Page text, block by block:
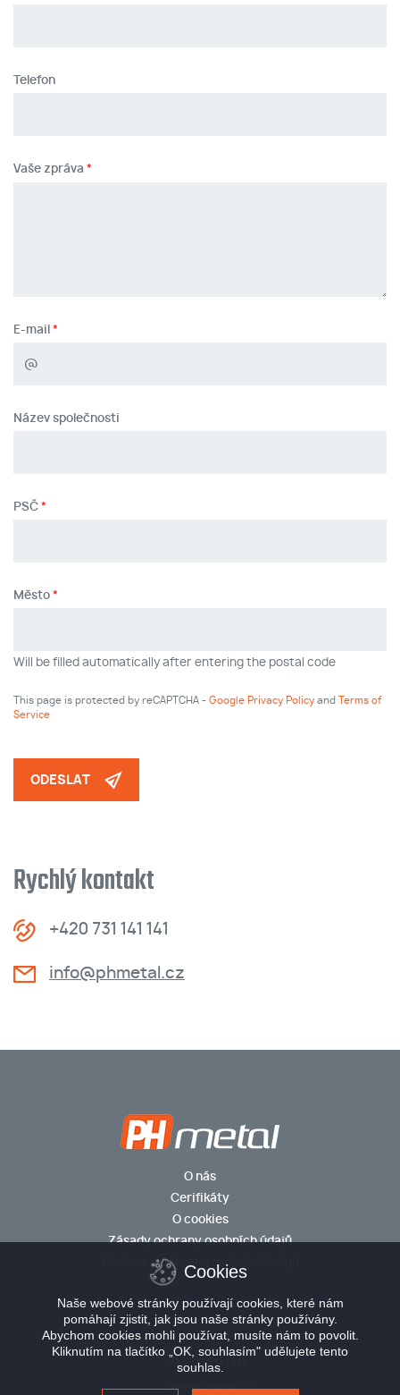
Telefon
Vaše zpráva
E-mail
Název společnosti
PSČ
Město
Will be filled automatically after entering the postal code
This page is protected by reCAPTCHA - Google Privacy Policy and
Terms of
Service
ODESLAT
Rychlý kontakt
+420 731 141 141
info@phmetal.cz
O nás
Cerifikáty
O cookies
Zásady ochrany osobních údajů
Cookies a ochrana osobních údajů
© 2026 PH metal s.r.o.
+420 731 141 141
info@phmetal.cz
Cookies
Naše webové stránky používají cookies, které nám
pomáhají zjistit, jak jsou naše stránky používány.
Abychom cookies mohli používat, musíte nám to povolit.
Kliknutím na tlačítko „OK, souhlasím" udělujete tento
souhlas.